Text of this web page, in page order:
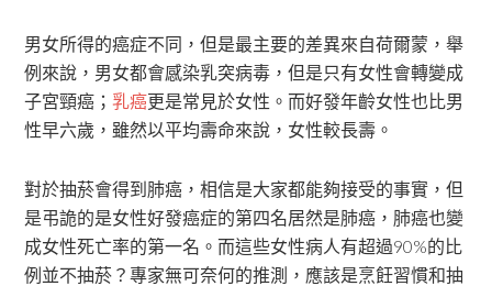
男女所得的癌症不同，但是最主要的差異來自荷爾蒙，舉
例來說，男女都會感染乳突病毒，但是只有女性會轉變成
子宮頸癌； 乳癌更是常見於女性。而好發年齡女性也比男
性早六歲，雖然以平均壽命來說，女性較長壽。
對於抽菸會得到肺癌，相信是大家都能夠接受的事實，但
是弔詭的是女性好發癌症的第四名居然是肺癌，肺癌也變
成女性死亡率的第一名。而這些女性病人有超過90%的比
例並不抽菸？專家無可奈何的推測，應該是烹飪習慣和抽